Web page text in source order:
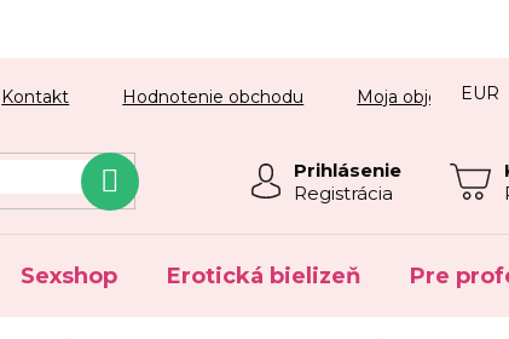
Kontakt Hodnotenie obchodu Moja objednávka
EUR
Prihlásenie
Registrácia
Sexshop Erotická bielizeň Pre